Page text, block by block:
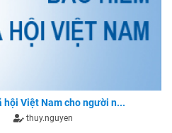
hội Việt Nam cho người n...
thuy.nguyen